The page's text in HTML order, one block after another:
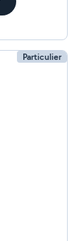
Particulier